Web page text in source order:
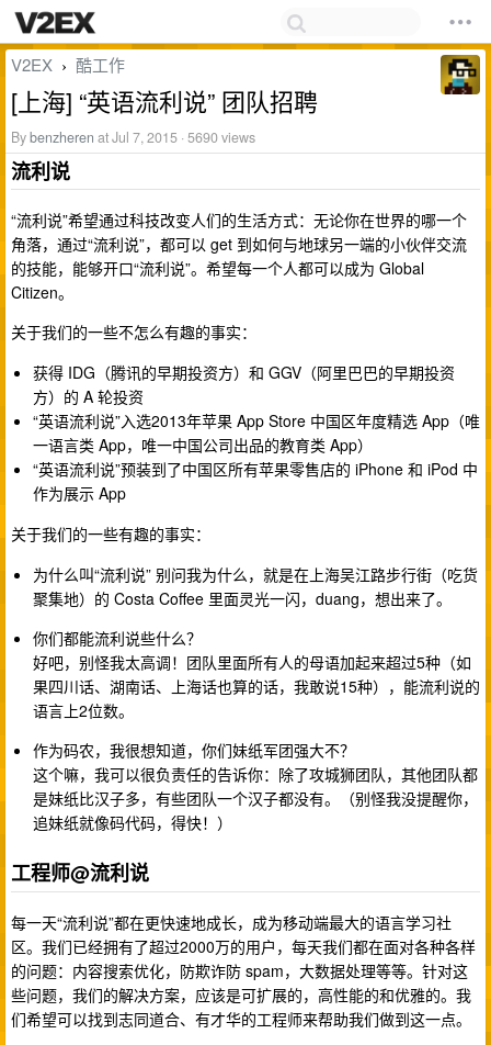
V2EX › 酷工作
[上海] “英语流利说” 团队招聘
Bybenzheren at Jul 7, 2015 · 5690 views
流利说
“流利说”希望通过科技改变人们的生活方式：无论你在世界的哪一个
角落，通过“流利说”，都可以 get 到如何与地球另一端的小伙伴交流
的技能，能够开口“流利说”。希望每一个人都可以成为 Global
Citizen。
关于我们的一些不怎么有趣的事实：
获得 IDG（腾讯的早期投资方）和 GGV（阿里巴巴的早期投资
方）的 A 轮投资
“英语流利说”入选2013年苹果 App Store 中国区年度精选 App（唯
一语言类 App，唯一中国公司出品的教育类 App）
“英语流利说”预装到了中国区所有苹果零售店的 iPhone 和 iPod 中
作为展示 App
关于我们的一些有趣的事实：
为什么叫“流利说” 别问我为什么，就是在上海吴江路步行街（吃货
聚集地）的 Costa Coffee 里面灵光一闪，duang，想出来了。
你们都能流利说些什么？
好吧，别怪我太高调！团队里面所有人的母语加起来超过5种（如
果四川话、湖南话、上海话也算的话，我敢说15种），能流利说的
语言上2位数。
作为码农，我很想知道，你们妹纸军团强大不？
这个嘛，我可以很负责任的告诉你：除了攻城狮团队，其他团队都
是妹纸比汉子多，有些团队一个汉子都没有。（别怪我没提醒你，
追妹纸就像码代码，得快！）
工程师@流利说
每一天“流利说”都在更快速地成长，成为移动端最大的语言学习社
区。我们已经拥有了超过2000万的用户，每天我们都在面对各种各样
的问题：内容搜索优化，防欺诈防 spam，大数据处理等等。针对这
些问题，我们的解决方案，应该是可扩展的，高性能的和优雅的。我
们希望可以找到志同道合、有才华的工程师来帮助我们做到这一点。